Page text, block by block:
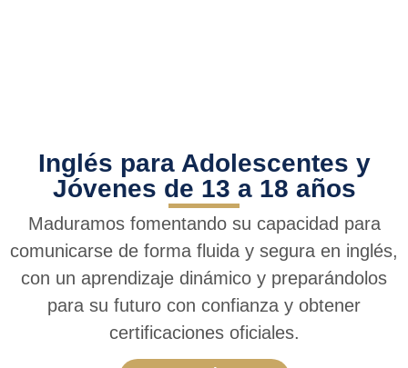
Inglés para Adolescentes y
Jóvenes de 13 a 18 años
Maduramos fomentando su capacidad para
comunicarse de forma fluida y segura en inglés,
con un aprendizaje dinámico y preparándolos
para su futuro con confianza y obtener
certificaciones oficiales.